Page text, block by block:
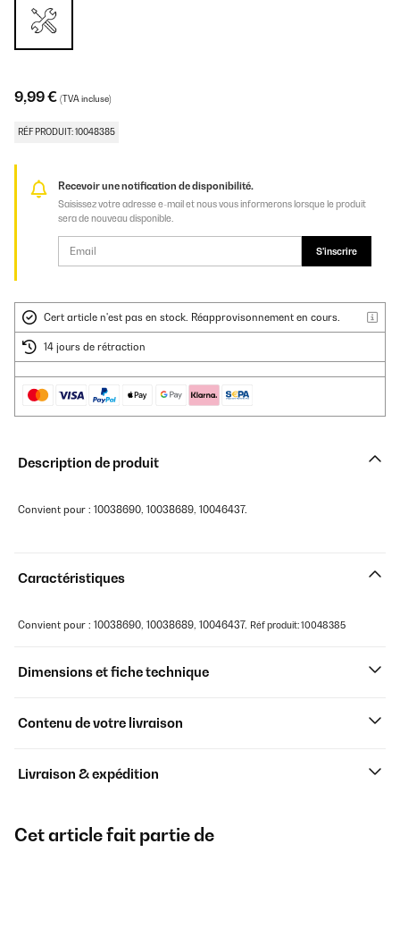
9,99 € (TVA incluse)
RÉF PRODUIT: 10048385
Recevoir une notification de disponibilité.
Saisissez votre adresse e-mail et nous vous informerons lorsque le produit
sera de nouveau disponible.
S'inscrire
Cert article n'est pas en stock. Réapprovisonnement en cours.
14 jours de rétraction
Description de produit
Convient pour : 10038690, 10038689, 10046437.
Caractéristiques
Convient pour : 10038690, 10038689, 10046437. Réf produit: 10048385
Dimensions et fiche technique
Contenu de votre livraison
Livraison & expédition
Cet article fait partie de